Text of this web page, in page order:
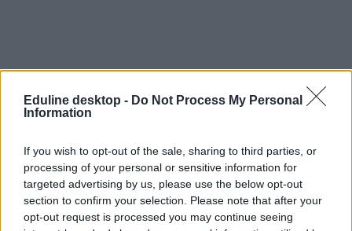
Eduline desktop - Do Not Process My Personal
Information
If you wish to opt-out of the sale, sharing to third parties, or
processing of your personal or sensitive information for
targeted advertising by us, please use the below opt-out
section to confirm your selection. Please note that after your
opt-out request is processed you may continue seeing